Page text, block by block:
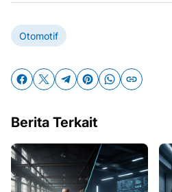
Otomotif
Berita Terkait